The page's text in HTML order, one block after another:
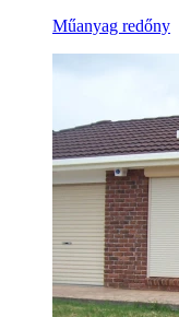
Műanyag redőny